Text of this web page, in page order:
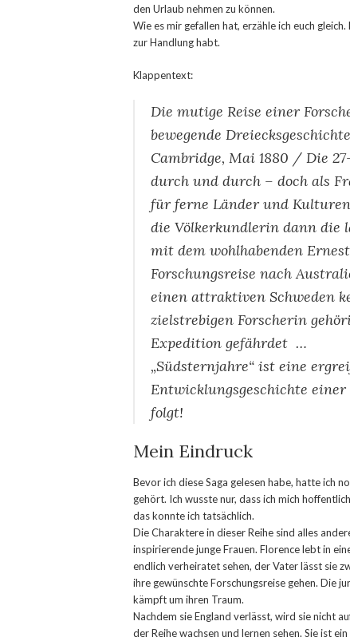
den Urlaub nehmen zu können.
Wie es mir gefallen hat, erzähle ich euch
zur Handlung habt.
Klappentext:
Die mutige Reise einer
bewegende
Cambridge, Mai 1880 / Die
durch und durch – doch als
für ferne Länder und
die Völkerkundlerin dann die
mit dem wohlhabenden
Forschungsreise nach
einen attraktiven Schweden
zielstrebigen Forscherin
Expedition gefährdet …
„Südsternjahre“ ist eine
Entwicklungsgeschichte
folgt!
Mein Eindruck
Bevor ich diese Saga gelesen habe, hatte ich
gehört. Ich wusste nur, dass ich mich
das konnte ich tatsächlich.
Die Charaktere in dieser Reihe sind alles
inspirierende junge Frauen. Florence lebt in
endlich verheiratet sehen, der Vater lässt sie
ihre gewünschte Forschungsreise gehen. Die
kämpft um ihren Traum.
Nachdem sie England verlässt, wird sie nicht
der Reihe wachsen und lernen sehen. Sie ist